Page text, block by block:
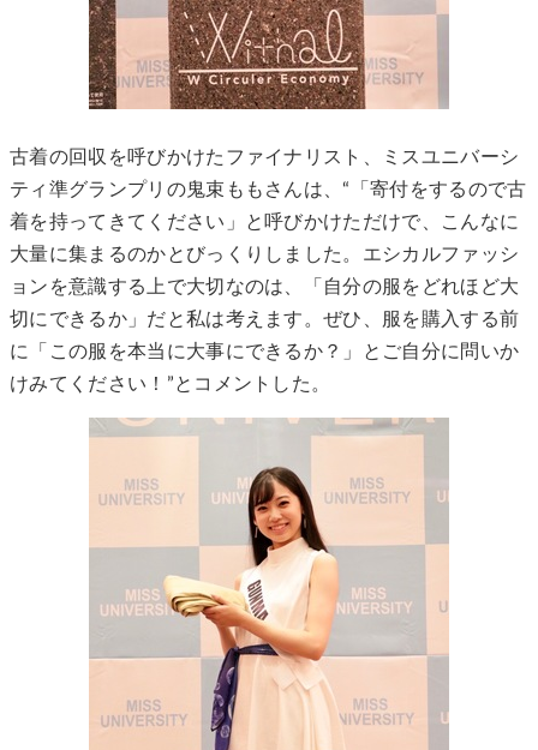
古着の回収を呼びかけたファイナリスト、ミスユニバーシ
ティ準グランプリの鬼束ももさんは、“「寄付をするので古
着を持ってきてください」と呼びかけただけで、こんなに
大量に集まるのかとびっくりしました。エシカルファッシ
ョンを意識する上で大切なのは、「自分の服をどれほど大
切にできるか」だと私は考えます。ぜひ、服を購入する前
に「この服を本当に大事にできるか？」とご自分に問いか
けみてください！”とコメントした。